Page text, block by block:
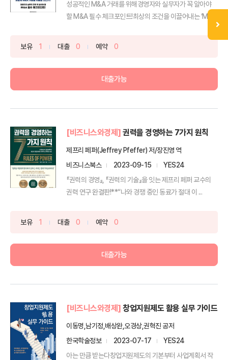
성공적인 M&A 거래를 위해경영자와 실무자가 꼭 알아야
할 M&A 필수 체크포인트!최상의 조건을 이끌어내는 ‘M&A
보유 1 대출 0 예약 0
대출가능
[비즈니스와경제] 권력을 경영하는 7가지 원칙
제프리 페퍼(Jeffrey Pfeffer) 저/장진영 역
비즈니스북스
2023-09-15
YES24
『권력의 경영』, 『권력의 기술』을 잇는 제프리 페퍼 교수의
권력 연구 완결판!**“나와 경쟁 중인 동료가 절대 이 ...
보유 1 대출 0 예약 0
대출가능
[비즈니스와경제] 창업지원제도 활용 실무 가이드
이동명,남기정,배상완,오경상,권혁진 공저
한국학술정보
2023-07-17
YES24
아는 만큼 받는다창업지원제도의 기본부터 사업계획서 작